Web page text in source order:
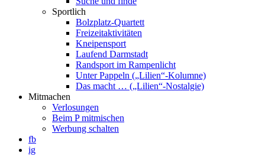
Sportlich
Bolzplatz-Quartett
Freizeitaktivitäten
Kneipensport
Laufend Darmstadt
Randsport im Rampenlicht
Unter Pappeln („Lilien“-Kolumne)
Das macht … („Lilien“-Nostalgie)
Mitmachen
Verlosungen
Beim P mitmischen
Werbung schalten
fb
ig